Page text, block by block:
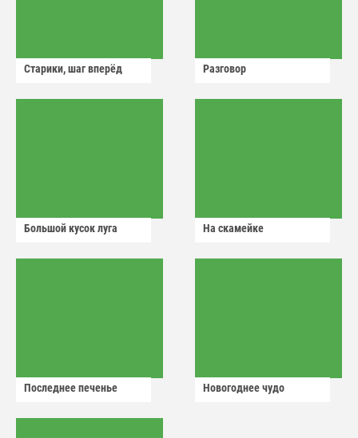
Старики, шаг вперёд Разговор
Большой кусок луга На скамейке
Последнее печенье Новогоднее чудо